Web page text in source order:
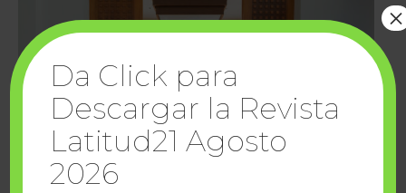
Da Click para
Descargar la Revista
Latitud21 Agosto
2026
×